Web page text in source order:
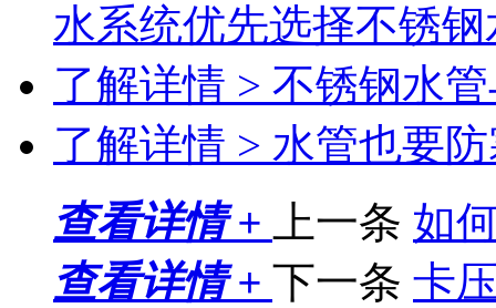
水系统优先选择不锈钢
了解详情 > 不锈钢水
了解详情 > 水管也要
查看详情 +
上一条 如
查看详情 + 下一条 卡